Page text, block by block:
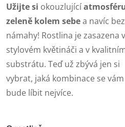
Užijte si okouzlující
zeleně kolem sebea navíc bez
námahy! Rostlina je zasazena
stylovém květináči a v
substrátu. Teď už zbývá jen si
vybrat, jaká kombinace se vám
bude líbit nejvíce.